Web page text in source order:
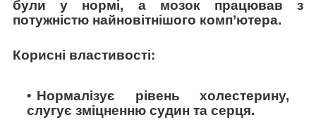
були у нормі, а мозок працював з
потужністю найновітнішого комп’ютера.
Корисні властивості:
Нормалізує рівень холестерину,
слугує зміцненню судин та серця.